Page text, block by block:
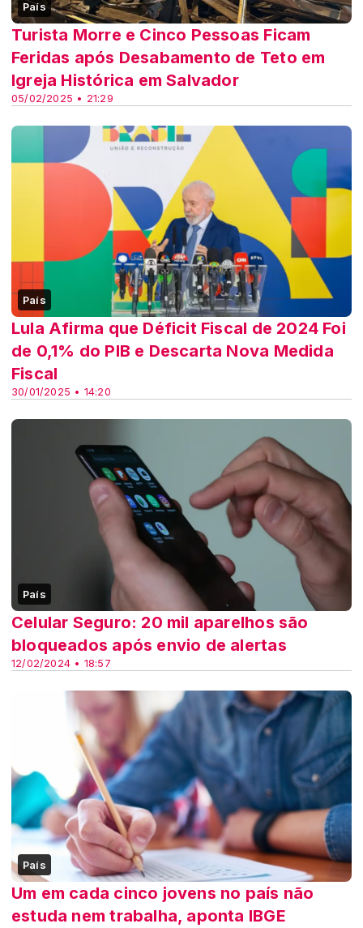
País
05/02/2025 • 21:29
Turista Morre e Cinco Pessoas Ficam
Feridas após Desabamento de Teto em
Igreja Histórica em Salvador
País
30/01/2025 • 14:20
Lula Afirma que Déficit Fiscal de 2024 Foi
de 0,1% do PIB e Descarta Nova Medida
Fiscal
País
12/02/2024 • 18:57
Celular Seguro: 20 mil aparelhos são
bloqueados após envio de alertas
País
Um em cada cinco jovens no país não
estuda nem trabalha, aponta IBGE